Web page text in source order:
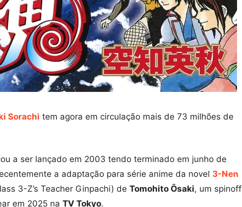
Sorachi tem agora em circulação mais de 73 milhões de
a ser lançado em 2003 tendo terminado em junho de
a adaptação para série anime da novel 3-Nen
3-Z’s Teacher Ginpachi) de Tomohito Ōsaki, um spinoff
em 2025 na TV Tokyo.